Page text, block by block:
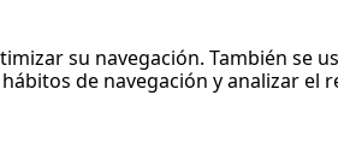
su navegación. También se
de navegación y analizar